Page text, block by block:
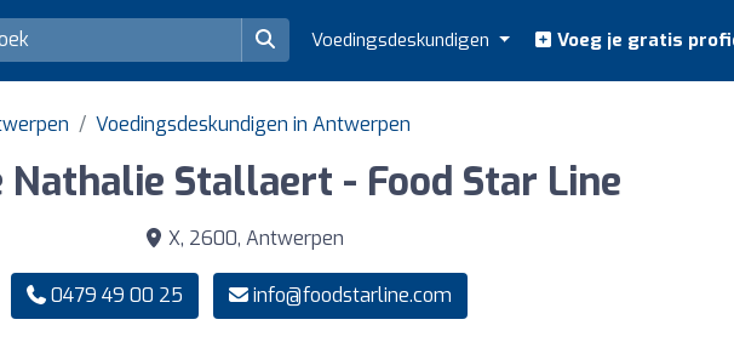
Voedingsdeskundigen Voeg je gratis
Voedingsdeskundigen in Antwerpen
Nathalie Stallaert - Food Star Line
X, 2600, Antwerpen
0479 49 00 25 info@foodstarline.com